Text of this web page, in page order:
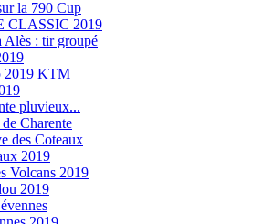
la 790 Cup
CLASSIC 2019
: tir groupé
2019 KTM
pluvieux...
Charente
des Coteaux
2019
Volcans 2019
2019